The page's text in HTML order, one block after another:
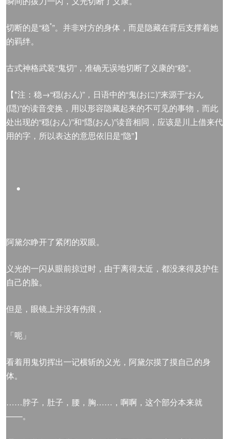
切断的是“稳*”。并非对方的身体，而是隐藏在背后支撑着她
的羁绊。
古式神格武装“鬼切”，准确无误地切断了义康的“稳”。
【*注：稳→“穏(おん)”，日语中的“鬼(おに)”来源于“おん
(隠)”的读音变换，用以形容隐藏起来的不可见的事物，而此
处出现的“穏(おん)”和“隠(おん)”读音相同，应该是川上借来代
用的字，所以表达的意思依旧是“隐”】
阿黛尔睁开了紧闭的双眼。
义光的一闪从眼前掠过时，由于离得太近，都没来得及护住
自己的脸。
但是，眼镜上并没有伤痕，
「呃」
看着用鬼切挥出一记横斩的义光，阿黛尔摸了摸自己的身
体。
……脖子，肚子，腰，胸……，啊啊，这个部分本来就
——。